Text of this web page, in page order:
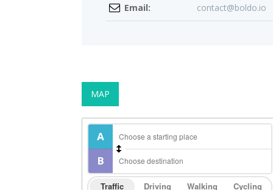
Email: contact@boldo.io
MAP
Traffic Driving Walking Cycling